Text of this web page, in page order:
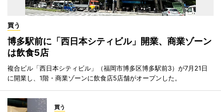
買う
博多駅前に「西日本シティビル」開業、商業ゾーン
は飲食5店
複合ビル「西日本シティビル」（福岡市博多区博多駅前3）が7月21日
に開業し、1階・商業ゾーンに飲食店5店舗がオープンした。
買う